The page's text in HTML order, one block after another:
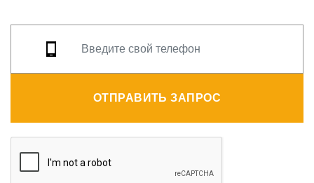
ОТПРАВИТЬ ЗАПРОС